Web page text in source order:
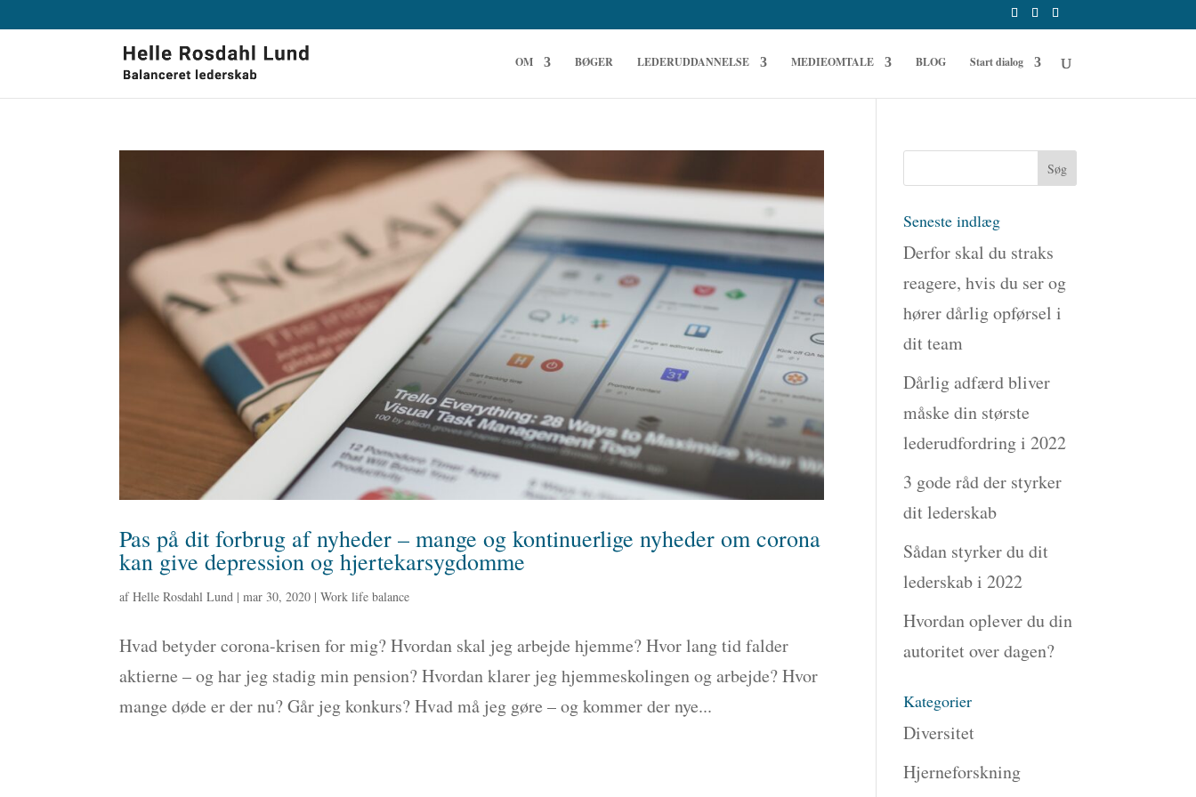
OM BØGER LEDERUDDANNELSE MEDIEOMTALE BLOG Start dialog
Pas på dit forbrug af nyheder – mange og kontinuerlige nyheder om corona
kan give depression og hjertekarsygdomme
afHelle Rosdahl Lund |mar 30, 2020 |Work life balance
Hvad betyder corona-krisen for mig? Hvordan skal jeg arbejde hjemme? Hvor lang tid falder
aktierne – og har jeg stadig min pension? Hvordan klarer jeg hjemmeskolingen og arbejde? Hvor
mange døde er der nu? Går jeg konkurs? Hvad må jeg gøre – og kommer der nye...
Seneste indlæg
Derfor skal du straks
reagere, hvis du ser og
hører dårlig opførsel i
dit team
Dårlig adfærd bliver
måske din største
lederudfordring i 2022
3 gode råd der styrker
dit lederskab
Sådan styrker du dit
lederskab i 2022
Hvordan oplever du din
autoritet over dagen?
Kategorier
Diversitet
Hjerneforskning